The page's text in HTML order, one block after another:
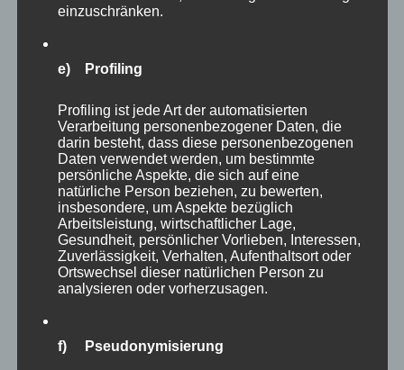
einzuschränken.
e) Profiling
Profiling ist jede Art der automatisierten
Verarbeitung personenbezogener Daten, die
darin besteht, dass diese personenbezogenen
Daten verwendet werden, um bestimmte
persönliche Aspekte, die sich auf eine
natürliche Person beziehen, zu bewerten,
insbesondere, um Aspekte bezüglich
Arbeitsleistung, wirtschaftlicher Lage,
Gesundheit, persönlicher Vorlieben, Interessen,
Zuverlässigkeit, Verhalten, Aufenthaltsort oder
Ortswechsel dieser natürlichen Person zu
analysieren oder vorherzusagen.
f) Pseudonymisierung